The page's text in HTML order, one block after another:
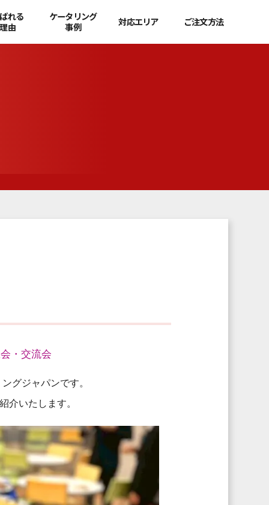
れる
理由
ケータリング
事例
対応エリア ご注文方法
・交流会
グジャパンです。
介いたします。